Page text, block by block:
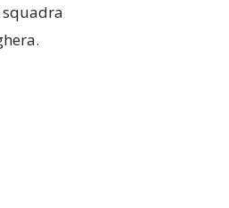
squadra